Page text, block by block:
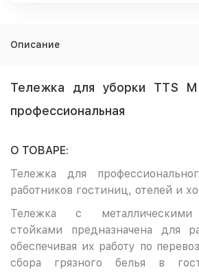
Описание
Тележка для уборки TTS
профессиональная
О ТОВАРЕ:
Тележка для
работников гостиниц, отелей и
Тележка с металлическими
стойками предназначена для
обеспечивая их работу по
сбора грязного белья в